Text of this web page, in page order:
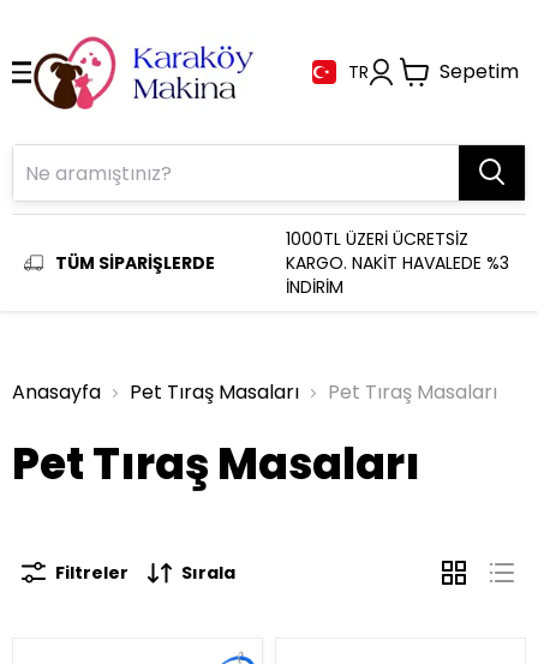
TR Sepetim
TÜM SİPARİŞLERDE
1000TL ÜZERİ ÜCRETSİZ
KARGO. NAKİT HAVALEDE %3
İNDİRİM
Anasayfa Pet Tıraş Masaları Pet Tıraş Masaları
Pet Tıraş Masaları
Filtreler Sırala